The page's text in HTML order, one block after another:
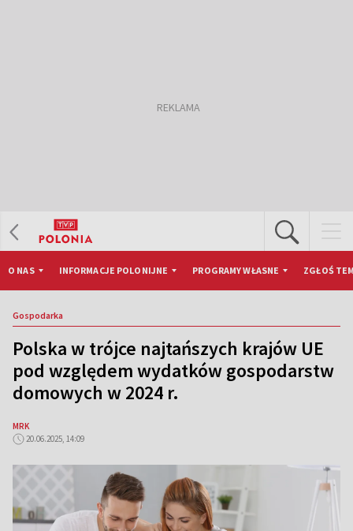
O NAS INFORMACJE POLONIJNE PROGRAMY WŁASNE ZGŁOŚ
Gospodarka
Polska w trójce najtańszych krajów UE
pod względem wydatków gospodarstw
domowych w 2024 r.
MRK
20.06.2025, 14:09